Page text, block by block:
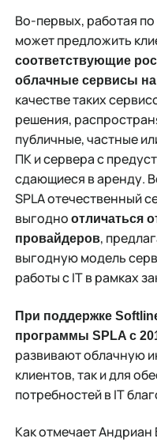
Во-первых, работая по
может предложить
соответствующие
облачные сервисы
качестве таких
решения,
публичные, частные
ПК и сервера с
сдающиеся в аренду.
SPLA отечественный
выгодно отличаться
провайдеров,
выгодную модель
работы с IТ в рамках
При поддержке
программы SPLA c
развивают облачную
клиентов, так и для
потребностей в IТ
Как отмечает